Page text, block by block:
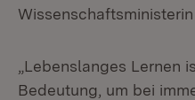
Wissenschaftsministerin
„Lebenslanges Lernen
Bedeutung, um bei